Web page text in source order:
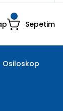
Sepetim
Osiloskop